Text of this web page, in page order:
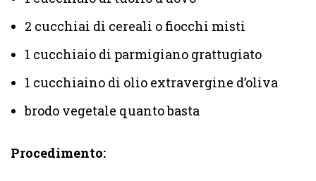
2 cucchiai di cereali o fiocchi misti
1 cucchiaio di parmigiano grattugiato
1 cucchiaino di olio extravergine d’oliva
brodo vegetale quanto basta
Procedimento: